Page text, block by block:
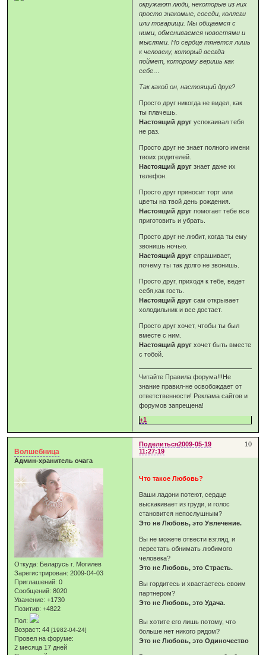
окружают люди, некоторые из них
просто знакомые, соседи, коллеги
или товарищи. Мы общаемся с
ними, обмениваемся новостями и
мыслями. Но сердце тянется лишь
к человеку, который всегда
поймет, которому веришь как
себе…
Так какой он, настоящий друг?
Просто друг никогда не видел, как
ты плачешь.
Настоящий друг успокаивал тебя
не раз.
Просто друг не знает полного имени
твоих родителей.
Настоящий друг знает даже их
телефон.
Просто друг приносит торт или
цветы на твой день рождения.
Настоящий друг помогает тебе все
приготовить и убрать.
Просто друг не любит, когда ты ему
звонишь ночью.
Настоящий друг спрашивает,
почему ты так долго не звонишь.
Просто друг, приходя к тебе, ведет
себя,как гость.
Настоящий друг сам открывает
холодильник и все достает.
Просто друг хочет, чтобы ты был
вместе с ним.
Настоящий друг хочет быть вместе
с тобой.
Читайте Правила форума!!!Не
знание правил-не освобождает от
ответственности! Реклама сайтов и
форумов запрещена!
+1
Поделиться 10
2009-05-19
11:27:19
Волшебница
Админ-хранитель очага
Откуда: Беларусь г. Могилев
Зарегистрирован: 2009-04-03
Приглашений: 0
Сообщений: 8020
Уважение: +1730
Позитив: +4822
Пол:
Возраст: 44[1982-04-24]
Провел на форуме:
2 месяца 17 дней
Что такое Любовь?
Ваши ладони потеют, сердце
выскакивает из груди, и голос
становится непослушным?
Это не Любовь, это Увлечение.
Вы не можете отвести взгляд, и
перестать обнимать любимого
человека?
Это не Любовь, это Страсть.
Вы гордитесь и хвастаетесь своим
партнером?
Это не Любовь, это Удача.
Вы хотите его лишь потому, что
больше нет никого рядом?
Это не Любовь, это Одиночество